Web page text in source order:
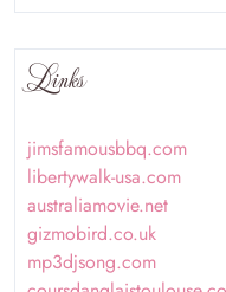
Links
jimsfamousbbq.com
libertywalk-usa.com
australiamovie.net
gizmobird.co.uk
mp3djsong.com